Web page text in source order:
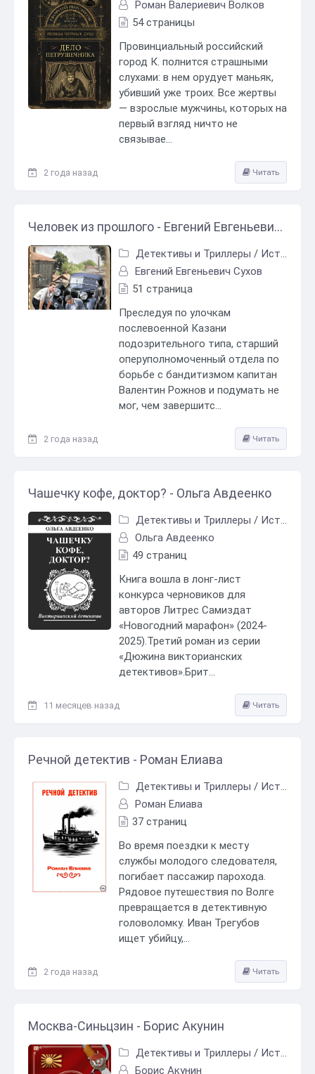
Роман Валериевич Волков
54 страницы
Провинциальный российский
город К. полнится страшными
слухами: в нем орудует маньяк,
убивший уже троих. Все жертвы
— взрослые мужчины, которых на
первый взгляд ничто не
связывае...
2 года назад Читать
Человек из прошлого - Евгений Евгеньевич Сухов
Детективы и Триллеры / Исторический детектив
Евгений Евгеньевич Сухов
51 страница
Преследуя по улочкам
послевоенной Казани
подозрительного типа, старший
оперуполномоченный отдела по
борьбе с бандитизмом капитан
Валентин Рожнов и подумать не
мог, чем завершитс...
2 года назад Читать
Чашечку кофе, доктор? - Ольга Авдеенко
Детективы и Триллеры / Исторический детектив
Ольга Авдеенко
49 страниц
Книга вошла в лонг-лист
конкурса черновиков для
авторов Литрес Самиздат
«Новогодний марафон» (2024-
2025).Третий роман из серии
«Дюжина викторианских
детективов».Брит...
11 месяцев назад Читать
Речной детектив - Роман Елиава
Детективы и Триллеры / Исторический детектив
Роман Елиава
37 страниц
Во время поездки к месту
службы молодого следователя,
погибает пассажир парохода.
Рядовое путешествия по Волге
превращается в детективную
головоломку. Иван Трегубов
ищет убийцу,...
2 года назад Читать
Москва-Синьцзин - Борис Акунин
Детективы и Триллеры / Исторический детектив
Борис Акунин